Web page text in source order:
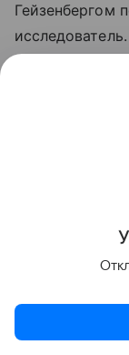
Гейзенбергом
исследователь.